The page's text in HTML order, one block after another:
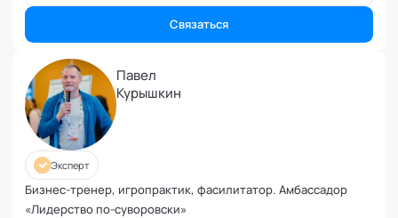
Спорт и тренировки
Травматический опыт
Тревожность
Тьюторство
Умение работать в команде
Управление продажами и маркетинг
Управление проектами
Связаться
Павел
Курышкин
Эксперт
Бизнес-тренер, игропрактик, фасилитатор. ‌Амбассадор
«Лидерство по-суворовски»